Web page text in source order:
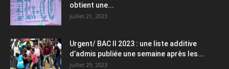
obtient une...
juillet 21, 2023
Urgent/ BAC II 2023 : une liste additive
d’admis publiée une semaine après les...
juillet 29, 2023